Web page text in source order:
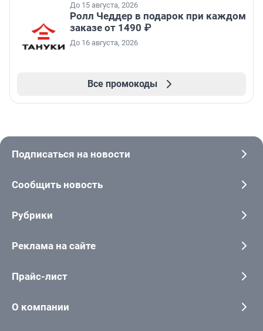
До 15 августа, 2026
Ролл Чеддер в подарок при каждом
заказе от 1490 ₽
До 16 августа, 2026
Все промокоды
Подписаться на новости
Сообщить новость
Рубрики
Реклама на сайте
Прайс-лист
О компании